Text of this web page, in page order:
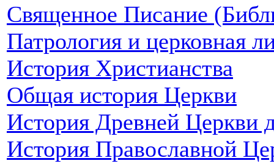
Священное Писание
Патрология и церковная
История Христианства
Общая история Церкви
История Древней Церкви
История Православной